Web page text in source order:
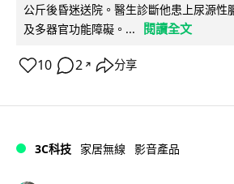
公斤後昏迷送院。醫生診斷他患上尿源性
及多器官功能障礙。...
閱讀全文
10 2 ↗ 分享
3C科技 家居無線 影音產品